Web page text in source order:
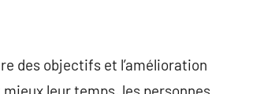
des objectifs et l’amélioration
leur temps, les personnes